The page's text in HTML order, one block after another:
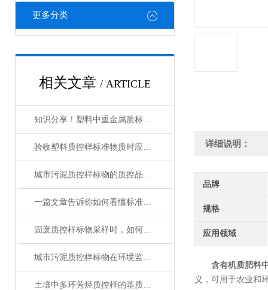
更多分类
相关文章 / ARTICLE
知识分享！塑料中重金属质标物的使用管理
验收塑料质控样标准物质时应考虑的要素
城市污泥质控样标物的质控品定值分析
一篇文章告诉你如何看懂标准物质证书！
固废质控样标物采样时，如何避免错误
城市污泥质控样标物在环境监测和风险评估中扮演什么角色？
土壤中多环芳烃质控样的基质效应与价值分析
详细说明：
品牌
规格
应用领域
含有机质肥料
义，可用于农业和